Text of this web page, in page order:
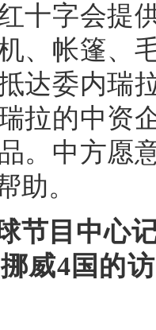
十字会提
、帐篷、
达委内瑞
拉的中资
。中方愿
助。
节目中心
威4国的